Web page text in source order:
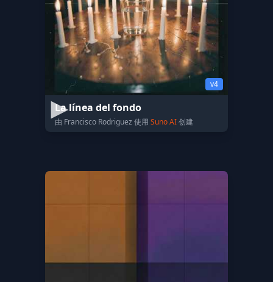
v4
La línea del fondo
由 Francisco Rodriguez 使用 Suno AI创建